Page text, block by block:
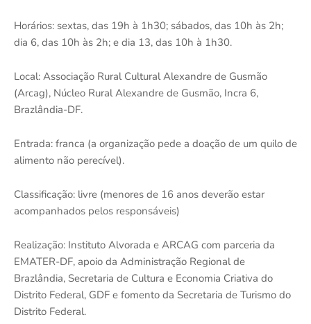
Horários: sextas, das 19h à 1h30; sábados, das 10h às 2h;
dia 6, das 10h às 2h; e dia 13, das 10h à 1h30.
Local: Associação Rural Cultural Alexandre de Gusmão
(Arcag), Núcleo Rural Alexandre de Gusmão, Incra 6,
Brazlândia-DF.
Entrada: franca (a organização pede a doação de um quilo de
alimento não perecível).
Classificação: livre (menores de 16 anos deverão estar
acompanhados pelos responsáveis)
Realização: Instituto Alvorada e ARCAG com parceria da
EMATER-DF, apoio da Administração Regional de
Brazlândia, Secretaria de Cultura e Economia Criativa do
Distrito Federal, GDF e fomento da Secretaria de Turismo do
Distrito Federal.